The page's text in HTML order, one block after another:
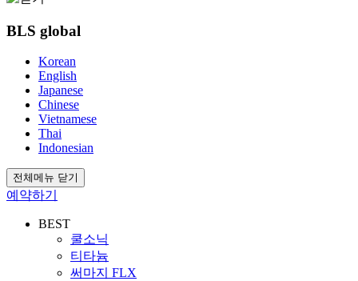
BLS global
Korean
English
Japanese
Chinese
Vietnamese
Thai
Indonesian
전체메뉴 닫기
예약하기
BEST
쿨소닉
티타늄
써마지 FLX